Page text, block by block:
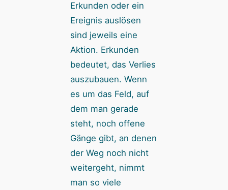
Erkunden oder ein
Ereignis auslösen
sind jeweils eine
Aktion. Erkunden
bedeutet, das Verlies
auszubauen. Wenn
es um das Feld, auf
dem man gerade
steht, noch offene
Gänge gibt, an denen
der Weg noch nicht
weitergeht, nimmt
man so viele